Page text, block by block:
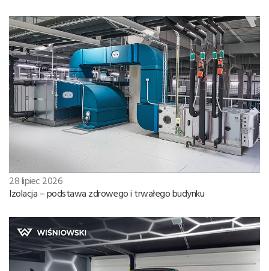
28 lipiec 2026
Izolacja – podstawa zdrowego i trwałego budynku